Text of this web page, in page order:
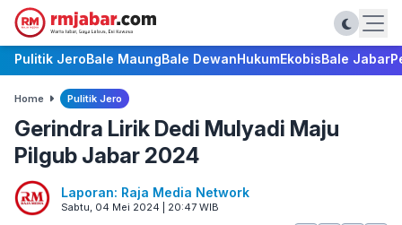
Pulitik JeroBale MaungBale DewanHukumEkobisBale Jabar
Home Pulitik Jero
Gerindra Lirik Dedi Mulyadi Maju
Pilgub Jabar 2024
Laporan: Raja Media Network
Sabtu, 04 Mei 2024 | 20:47 WIB